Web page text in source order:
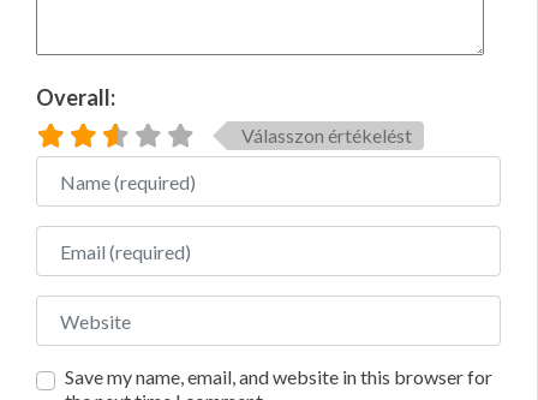
Overall:
Válasszon értékelést
Name
Email
Website
Save my name, email, and website in this browser for